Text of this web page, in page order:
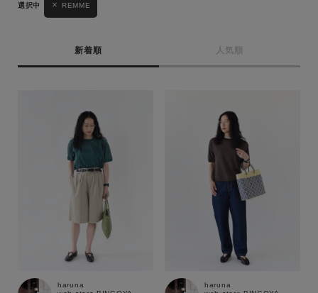
REMME
新着順 人気順
haruna
haruna